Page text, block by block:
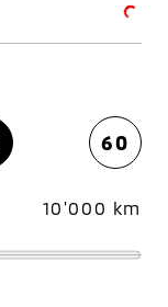
60
10'000 km